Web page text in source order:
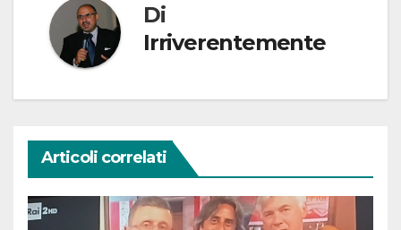
Di
Irriverentemente
Articoli correlati